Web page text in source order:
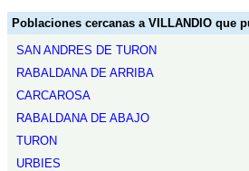
Poblaciones cercanas a VILLANDIO que
SAN ANDRES DE TURON
RABALDANA DE ARRIBA
CARCAROSA
RABALDANA DE ABAJO
TURON
URBIES